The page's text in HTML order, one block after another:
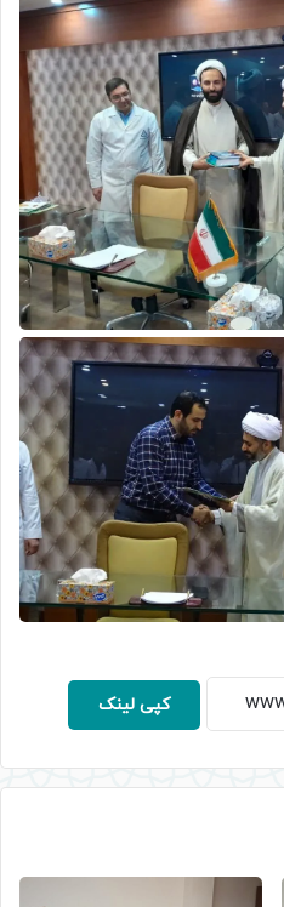
کپی لینک